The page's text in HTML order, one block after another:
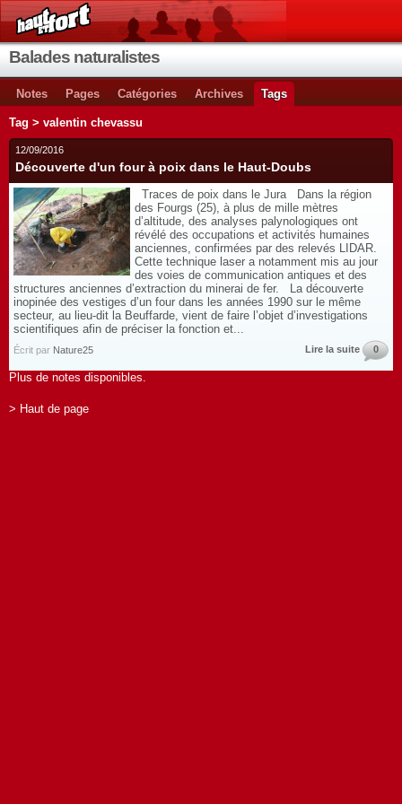
Balades naturalistes
Notes Pages Catégories Archives Tags
Tag > valentin chevassu
12/09/2016
Découverte d'un four à poix dans le Haut-Doubs
Traces de poix dans le Jura Dans la région
des Fourgs (25), à plus de mille mètres
d’altitude, des analyses palynologiques ont
révélé des occupations et activités humaines
anciennes, confirmées par des relevés LIDAR.
Cette technique laser a notamment mis au jour
des voies de communication antiques et des
structures anciennes d’extraction du minerai de fer. La découverte
inopinée des vestiges d’un four dans les années 1990 sur le même
secteur, au lieu-dit la Beuffarde, vient de faire l’objet d’investigations
scientifiques afin de préciser la fonction et...
Écrit par Nature25 Lire la suite 0
Plus de notes disponibles.
> Haut de page